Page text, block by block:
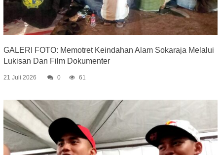
GALERI FOTO: Memotret Keindahan Alam Sokaraja Melalui
Lukisan Dan Film Dokumenter
21 Juli 2026 0 61